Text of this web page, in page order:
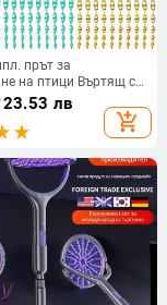
прът за
на птици Въртящ се
светлоотразителен
на птици
Прът за
30 см
23.53 лв
add_shopping_cart